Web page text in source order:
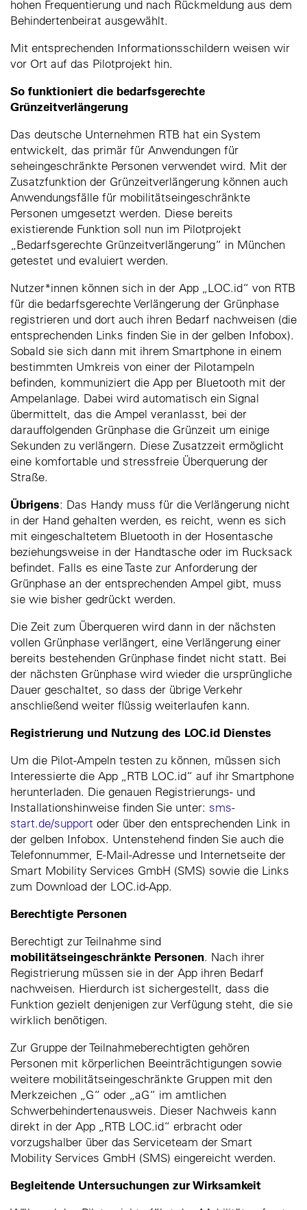
hohen Frequentierung und nach Rückmeldung aus dem
Behindertenbeirat ausgewählt.
Mit entsprechenden Informationsschildern weisen wir
vor Ort auf das Pilotprojekt hin.
So funktioniert die bedarfsgerechte
Grünzeitverlängerung
Das deutsche Unternehmen RTB hat ein System
entwickelt, das primär für Anwendungen für
seheingeschränkte Personen verwendet wird. Mit der
Zusatzfunktion der Grünzeitverlängerung können auch
Anwendungsfälle für mobilitätseingeschränkte
Personen umgesetzt werden. Diese bereits
existierende Funktion soll nun im Pilotprojekt
„Bedarfsgerechte Grünzeitverlängerung“ in München
getestet und evaluiert werden.
Nutzer*innen können sich in der App „LOC.id“ von RTB
für die bedarfsgerechte Verlängerung der Grünphase
registrieren und dort auch ihren Bedarf nachweisen (die
entsprechenden Links finden Sie in der gelben Infobox).
Sobald sie sich dann mit ihrem Smartphone in einem
bestimmten Umkreis von einer der Pilotampeln
befinden, kommuniziert die App per Bluetooth mit der
Ampelanlage. Dabei wird automatisch ein Signal
übermittelt, das die Ampel veranlasst, bei der
darauffolgenden Grünphase die Grünzeit um einige
Sekunden zu verlängern. Diese Zusatzzeit ermöglicht
eine komfortable und stressfreie Überquerung der
Straße.
Übrigens: Das Handy muss für die Verlängerung nicht
in der Hand gehalten werden, es reicht, wenn es sich
mit eingeschaltetem Bluetooth in der Hosentasche
beziehungsweise in der Handtasche oder im Rucksack
befindet. Falls es eine Taste zur Anforderung der
Grünphase an der entsprechenden Ampel gibt, muss
sie wie bisher gedrückt werden.
Die Zeit zum Überqueren wird dann in der nächsten
vollen Grünphase verlängert, eine Verlängerung einer
bereits bestehenden Grünphase findet nicht statt. Bei
der nächsten Grünphase wird wieder die ursprüngliche
Dauer geschaltet, so dass der übrige Verkehr
anschließend weiter flüssig weiterlaufen kann.
Registrierung und Nutzung des LOC.id Dienstes
Um die Pilot-Ampeln testen zu können, müssen sich
Interessierte die App „RTB LOC.id“ auf ihr Smartphone
herunterladen. Die genauen Registrierungs- und
Installationshinweise finden Sie unter: sms-
start.de/support oder über den entsprechenden Link in
der gelben Infobox. Untenstehend finden Sie auch die
Telefonnummer, E-Mail-Adresse und Internetseite der
Smart Mobility Services GmbH (SMS) sowie die Links
zum Download der LOC.id-App.
Berechtigte Personen
Berechtigt zur Teilnahme sind
mobilitätseingeschränkte Personen. Nach ihrer
Registrierung müssen sie in der App ihren Bedarf
nachweisen. Hierdurch ist sichergestellt, dass die
Funktion gezielt denjenigen zur Verfügung steht, die sie
wirklich benötigen.
Zur Gruppe der Teilnahmeberechtigten gehören
Personen mit körperlichen Beeinträchtigungen sowie
weitere mobilitätseingeschränkte Gruppen mit den
Merkzeichen „G“ oder „aG“ im amtlichen
Schwerbehindertenausweis. Dieser Nachweis kann
direkt in der App „RTB LOC.id“ erbracht oder
vorzugshalber über das Serviceteam der Smart
Mobility Services GmbH (SMS) eingereicht werden.
Begleitende Untersuchungen zur Wirksamkeit